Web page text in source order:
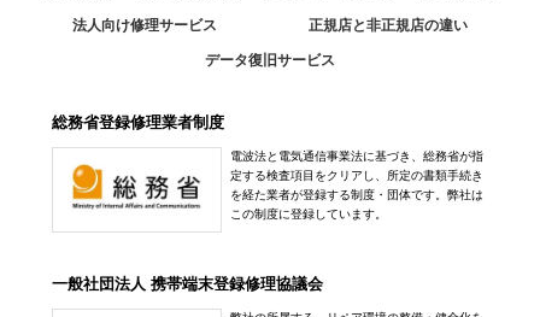
法人向け修理サービス 正規店と非正規店の違い
データ復旧サービス
総務省登録修理業者制度
電波法と電気通信事業法に基づき、総務省が指
定する検査項目をクリアし、所定の書類手続き
を経た業者が登録する制度・団体です。弊社は
この制度に登録しています。
一般社団法人 携帯端末登録修理協議会